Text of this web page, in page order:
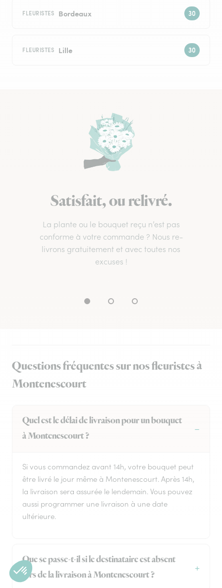
FLEURISTES Bordeaux
FLEURISTES Lille
Satisfait, ou relivré.
La plante ou le bouquet reçu n’est pas
conforme à votre commande ? Nous re-
livrons gratuitement et avec toutes nos
excuses !
Questions fréquentes sur nos fleuristes à
Montenescourt
Quel est le délai de livraison pour un bouquet
à Montenescourt ?
Si vous commandez avant 14h, votre bouquet peut
être livré le jour même à Montenescourt. Après 14h,
la livraison sera assurée le lendemain. Vous pouvez
aussi programmer une livraison à une date
ultérieure.
Que se passe-t-il si le destinataire est absent
lors de la livraison à Montenescourt ?